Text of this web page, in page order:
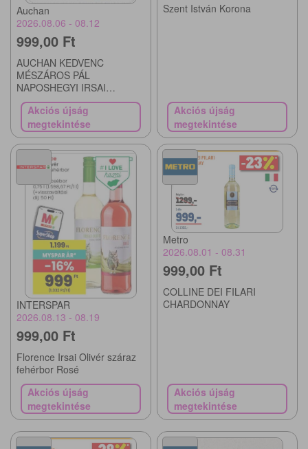
Auchan
2026.08.06 - 08.12
999,00 Ft
AUCHAN KEDVENC
MÉSZÁROS PÁL
NAPOSHEGYI IRSAI
OLIVÉR, CSERSZEGI
FŰSZERES, ROSÉ,
BIKAVÉR, VÖRÖS CUVÉE
VAGY KÉKFRANKOS
Akciós újság
megtekintése
Szent István Korona
Akciós újság
megtekintése
INTERSPAR
2026.08.13 - 08.19
999,00 Ft
Florence Irsai Olivér száraz
fehérbor Rosé
Akciós újság
megtekintése
Metro
2026.08.01 - 08.31
999,00 Ft
COLLINE DEI FILARI
CHARDONNAY
Akciós újság
megtekintése